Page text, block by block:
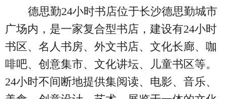
德思勤24小时书店位于长沙德思勤城市
广场内，是一家复合型书店，建设有24小时
书区、名人书房、外文书店、文化长廊、咖
啡吧、创意集市、文化讲坛、儿童书区等。
24小时不间断地提供集阅读、电影、音乐、